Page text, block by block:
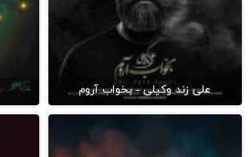
علی زند وکیلی - بخواب آروم